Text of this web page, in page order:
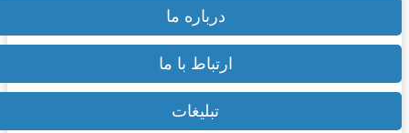
درباره ما
ارتباط با ما
تبلیغات